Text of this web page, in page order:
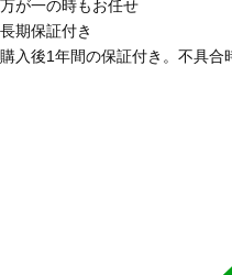
万が一の時もお任せ
長期保証付き
購入後1年間の保証付き。不具